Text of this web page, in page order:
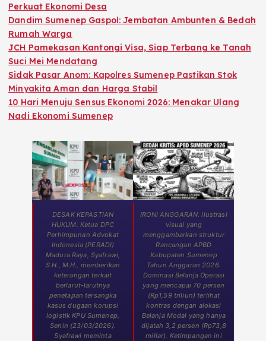
Perkuat Ekonomi Desa
Dandim Sumenep Gaspol: Jembatan Ambunten & Bedah
Rumah Warga
JCH Pamekasan Kantongi Visa, Siap Terbang ke Tanah
Suci Mei Mendatang
Sidak Pasar Anom: Kapolres Sumenep Pastikan Stok
Minyakita Aman dan Harga Stabil
10 Hari Menuju Sensus Ekonomi 2026: Menakar Ulang
Nadi Ekonomi Sumenep
DESAK KEPASTIAN
HUKUM. Ketua DPC
Perhimpunan Advokat
Indonesia (PERADI)
Madura Raya, Syafrawi,
S.H., M.H., memberikan
keterangan terkait
berlarut-larutnya
penetapan tersangka
kasus dugaan korupsi
logistik KPU Sumenep,
Senin (23/03/2026).
Syafrawi meminta
IRONI ANGGARAN. Ilustrasi
visual yang
menggambarkan struktur
Rancangan APBD
Kabupaten Sumenep
Tahun Anggaran 2026.
Dominasi Belanja Operasi
yang mencapai 70 persen
(Rp1,59 triliun) terlihat
kontras dengan alokasi
Belanja Modal yang hanya
dijatah 3,2 persen (Rp73,8
miliar). Ketimpangan ini